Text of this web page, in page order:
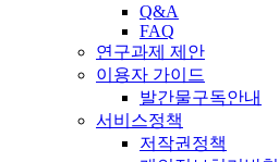
Q&A
FAQ
연구과제 제안
이용자 가이드
발간물구독안내
서비스정책
저작권정책